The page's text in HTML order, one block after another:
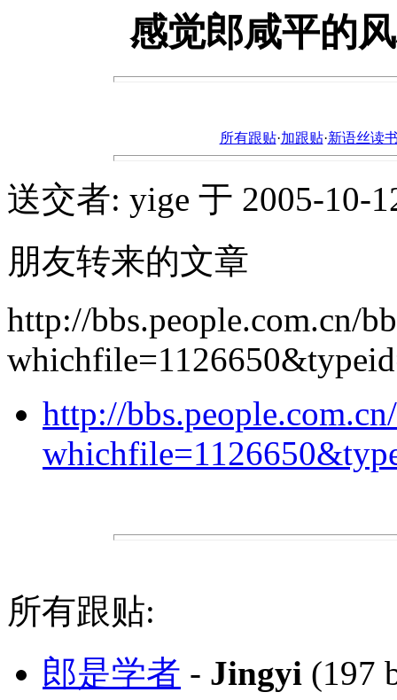
感觉郎咸平的
所有跟贴·加跟贴·新语丝读
送交者: yige 于 2005-10-
朋友转来的文章
http://bbs.people.com.cn/
http://
所有跟贴:
郎是学者 - Jingyi (197